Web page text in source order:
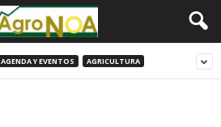
AGENDA Y EVENTOS AGRICULTURA